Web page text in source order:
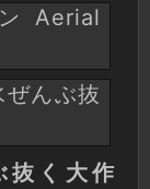
Aerial
ぜんぶ抜
抜く大作